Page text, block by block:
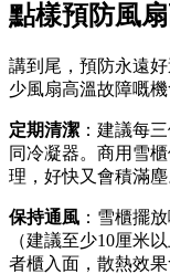
點樣預防風
講到尾，預防永遠
少風扇高溫故障嘅機
定期清潔 ：建議每
同冷凝器。商用雪
理，好快又會積滿
保持通風 ：雪櫃擺
（建議至少10厘米
者櫃入面，散熱效果